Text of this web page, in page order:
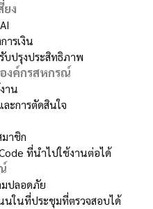
ยง
รเงิน
บปรุงประสิทธิภาพ
งค์กรสหกรณ์
าน
ะการตัดสินใจ
าชิก
ที่นำไปใช้งานต่อได้
ปลอดภัย
นในที่ประชุมที่ตรวจสอบได้